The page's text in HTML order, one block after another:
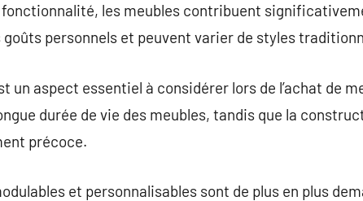
fonctionnalité, les meubles contribuent
personnels et peuvent varier de styles
un aspect essentiel à considérer lors de l’achat de
durée de vie des meubles, tandis que la
précoce.
et personnalisables sont de plus en plus